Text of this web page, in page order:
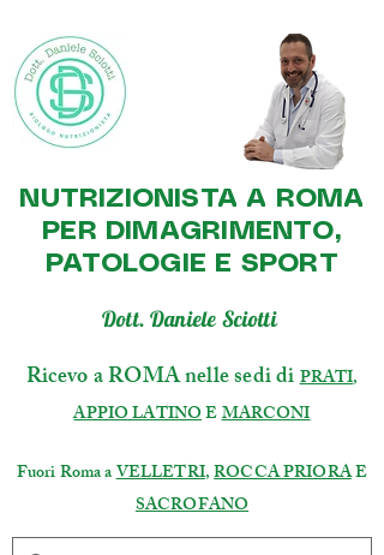
NUTRIZIONISTA A ROMA
PER DIMAGRIMENTO,
PATOLOGIE E SPORT
Dott. Daniele Sciotti
Ricevo a ROMA nelle sedi diPRATI,
APPIO LATINOEMARCONI
Fuori Roma aVELLETRI,ROCCA PRIORAE
SACROFANO